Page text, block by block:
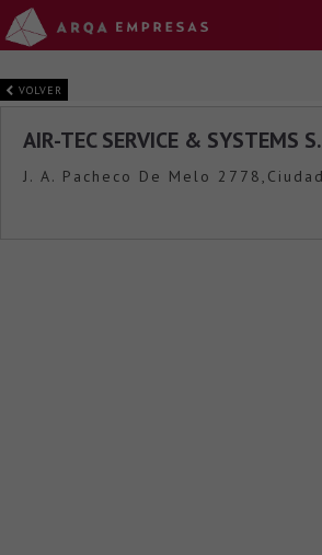
VOLVER
AIR-TEC SERVICE & SYSTEMS
J. A. Pacheco De Melo